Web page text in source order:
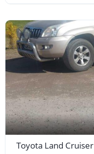
Toyota Land Cruiser